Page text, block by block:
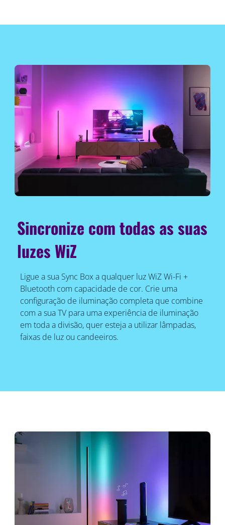
Sincronize com todas as suas
luzes WiZ
Ligue a sua Sync Box a qualquer luz WiZ Wi-Fi +
Bluetooth com capacidade de cor. Crie uma
configuração de iluminação completa que combine
com a sua TV para uma experiência de iluminação
em toda a divisão, quer esteja a utilizar lâmpadas,
faixas de luz ou candeeiros.